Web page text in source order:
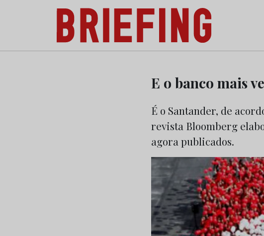
Briefing: Todas as notícias sobre os negócios do
E o banco mais
É o Santander, de
revista Bloomberg
agora publicados.